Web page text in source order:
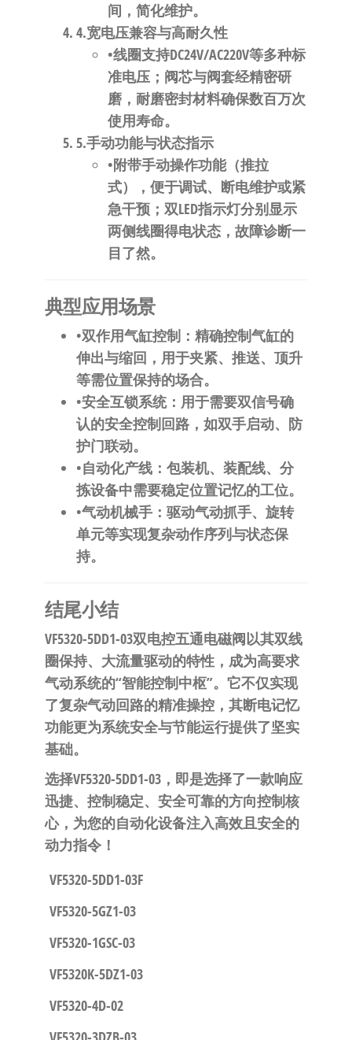
间，简化维护。
4.​​宽电压兼容与高耐久性​
•线圈支持DC24V/AC220V等多种标
准电压；阀芯与阀套经精密研
磨，耐磨密封材料确保数百万次
使用寿命。
5.​​手动功能与状态指示​
•附带手动操作功能（推拉
式），便于调试、断电维护或紧
急干预；双LED指示灯分别显示
两侧线圈得电状态，故障诊断一
目了然。
​典型应用场景​
•​​双作用气缸控制​ ​：精确控制气缸的
伸出与缩回，用于夹紧、推送、顶升
等需位置保持的场合。
•​​安全互锁系统​​：用于需要双信号确
认的安全控制回路，如双手启动、防
护门联动。
•​​自动化产线​​：包装机、装配线、分
拣设备中需要稳定位置记忆的工位。
•​​气动机械手​​：驱动气动抓手、旋转
单元等实现复杂动作序列与状态保
持。
​结尾小结​
VF5320-5DD1-03双电控五通电磁阀以其双线
圈保持、大流量驱动的特性，成为高要求
气动系统的“智能控制中枢”。它不仅实现
了复杂气动回路的精准操控，其断电记忆
功能更为系统安全与节能运行提供了坚实
基础。
​选择VF5320-5DD1-03，即是选择了一款响应
迅捷、控制稳定、安全可靠的方向控制核
心，为您的自动化设备注入高效且安全的
动力指令！
VF5320-5DD1-03F
VF5320-5GZ1-03
VF5320-1GSC-03
VF5320K-5DZ1-03
VF5320-4D-02